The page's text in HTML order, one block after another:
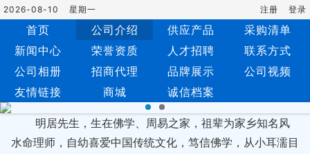
2026-08-10 星期一 注册 登录
首页 公司介绍 供应产品
采购清单
新闻中心
荣誉资质 人才招聘
联系方式
公司相册
招商代理 品牌展示
公司视频
友情链接
商城 诚信档案
明居先生，生在佛学、周易之家，祖辈为家乡知名风
水命理师，自幼喜爱中国传统文化，笃信佛学，从小耳濡目